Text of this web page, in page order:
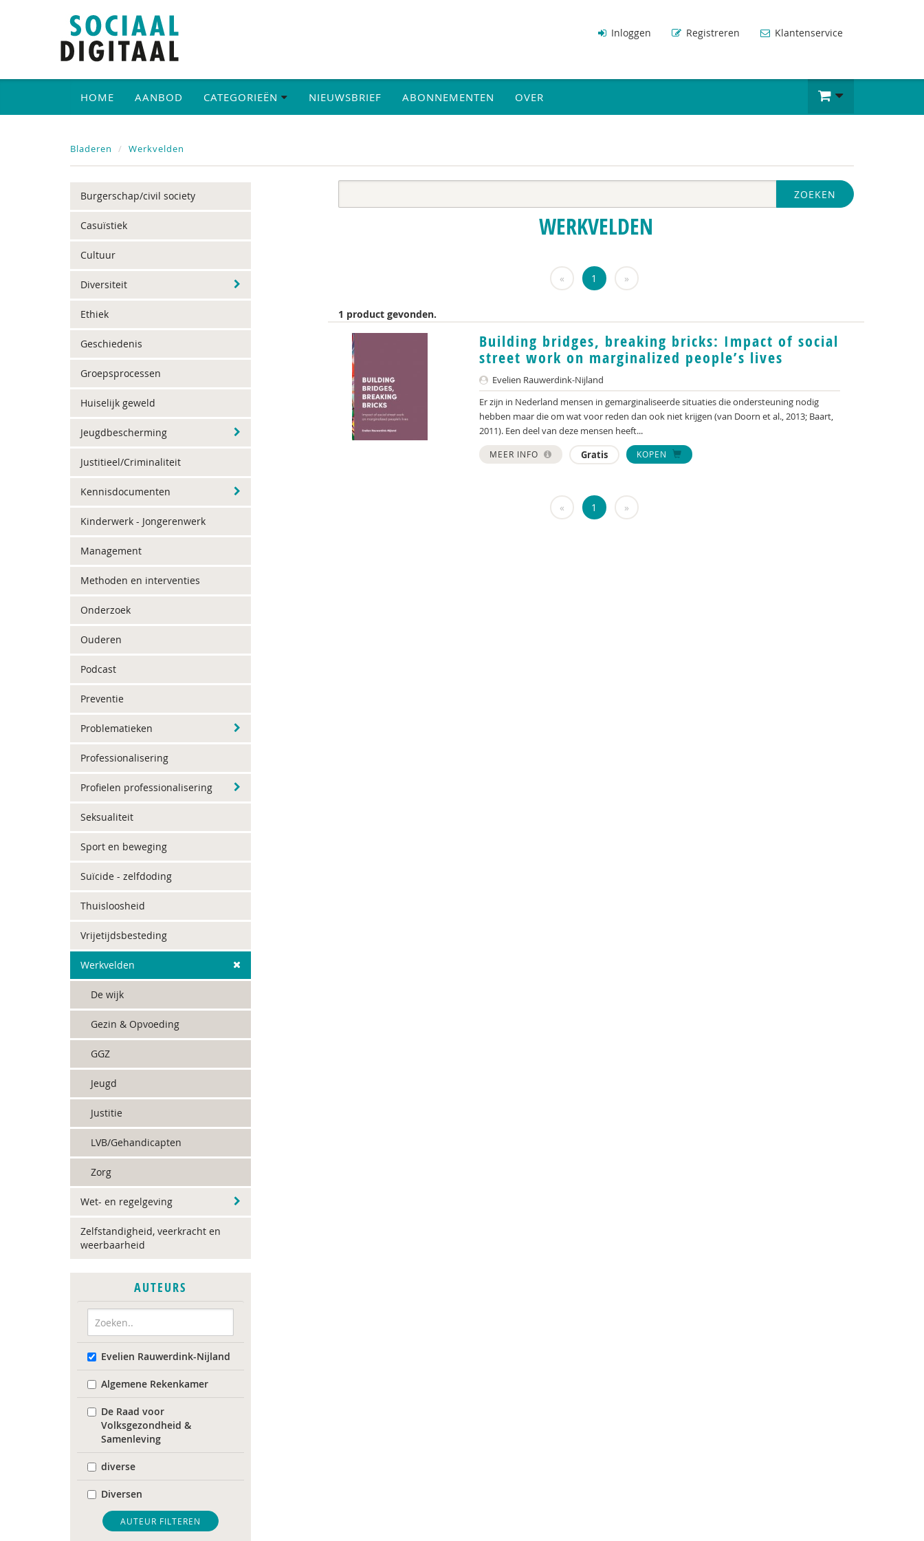
Inloggen Registreren Klantenservice
HOME AANBOD CATEGORIEËN NIEUWSBRIEF ABONNEMENTEN OVER
Bladeren Werkvelden
Burgerschap/civil society
Casuïstiek
Cultuur
Diversiteit
Ethiek
Geschiedenis
Groepsprocessen
Huiselijk geweld
Jeugdbescherming
Justitieel/Criminaliteit
Kennisdocumenten
Kinderwerk - Jongerenwerk
Management
Methoden en interventies
Onderzoek
Ouderen
Podcast
Preventie
Problematieken
Professionalisering
Profielen professionalisering
Seksualiteit
Sport en beweging
Suïcide - zelfdoding
Thuisloosheid
Vrijetijdsbesteding
Werkvelden
De wijk
Gezin & Opvoeding
GGZ
Jeugd
Justitie
LVB/Gehandicapten
Zorg
Wet- en regelgeving
Zelfstandigheid, veerkracht en
weerbaarheid
AUTEURS
Evelien Rauwerdink-Nijland
Algemene Rekenkamer
De Raad voor
Volksgezondheid &
Samenleving
diverse
Diversen
Landelijk Kenniscentrum
LVB
AUTEUR FILTEREN
ZOEKEN
WERKVELDEN
« 1 »
1 product gevonden.
Building bridges, breaking bricks: Impact of social
street work on marginalized people’s lives
Evelien Rauwerdink-Nijland
Er zijn in Nederland mensen in gemarginaliseerde situaties die ondersteuning nodig
hebben maar die om wat voor reden dan ook niet krijgen (van Doorn et al., 2013; Baart,
2011). Een deel van deze mensen heeft...
MEER INFO Gratis KOPEN
« 1 »